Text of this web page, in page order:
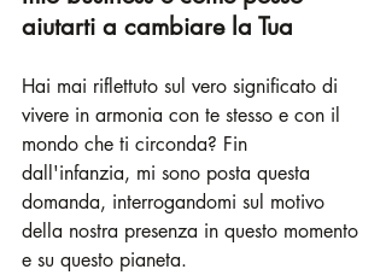
aiutarti a cambiare la Tua
Hai mai riflettuto sul vero significato di
vivere in armonia con te stesso e con il
mondo che ti circonda? Fin
dall'infanzia, mi sono posta questa
domanda, interrogandomi sul motivo
della nostra presenza in questo momento
e su questo pianeta.